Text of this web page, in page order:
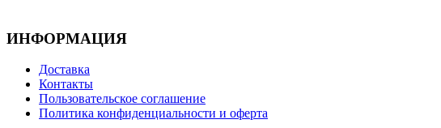
ИНФОРМАЦИЯ
Доставка
Контакты
Пользовательское соглашение
Политика конфиденциальности и оферта